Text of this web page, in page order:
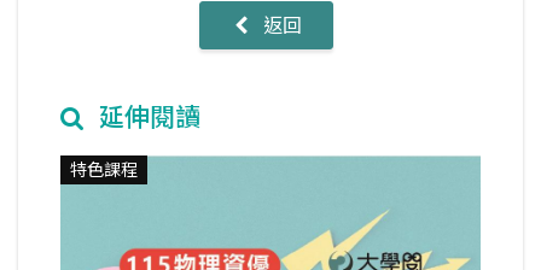
返回
延伸閱讀
特色課程